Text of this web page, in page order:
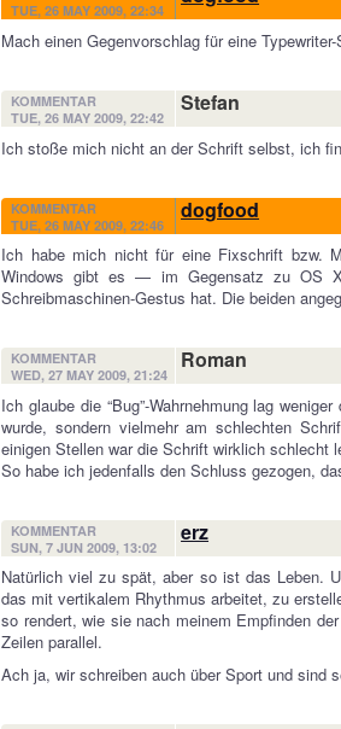
TUE, 26 MAY 2009, 22:34
Mach einen Gegenvorschlag für eine
KOMMENTAR
TUE, 26 MAY 2009, 22:42
Stefan
Ich stoße mich nicht an der Schrift selbst, ich
KOMMENTAR
TUE, 26 MAY 2009, 22:46
dogfood
Ich habe mich nicht für eine Fixschrift bzw.
Windows gibt es — im Gegensatz zu OS X
Schreibmaschinen-Gestus hat. Die beiden
KOMMENTAR
WED, 27 MAY 2009, 21:24
Roman
Ich glaube die “Bug”-Wahrnehmung lag
wurde, sondern vielmehr am schlechten
einigen Stellen war die Schrift wirklich schlecht
So habe ich jedenfalls den Schluss gezogen,
KOMMENTAR
SUN, 7 JUN 2009, 13:02
erz
Natürlich viel zu spät, aber so ist das Leben.
das mit vertikalem Rhythmus arbeitet, zu
so rendert, wie sie nach meinem Empfinden
Zeilen parallel.
Ach ja, wir schreiben auch über Sport und sind